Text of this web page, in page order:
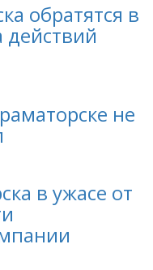
обратятся в
действий
не
в ужасе от